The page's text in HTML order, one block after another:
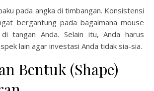
pada angka di timbangan. Konsistensi
bergantung pada bagaimana mouse
tangan Anda. Selain itu, Anda harus
lain agar investasi Anda tidak sia-sia.
Bentuk (Shape)